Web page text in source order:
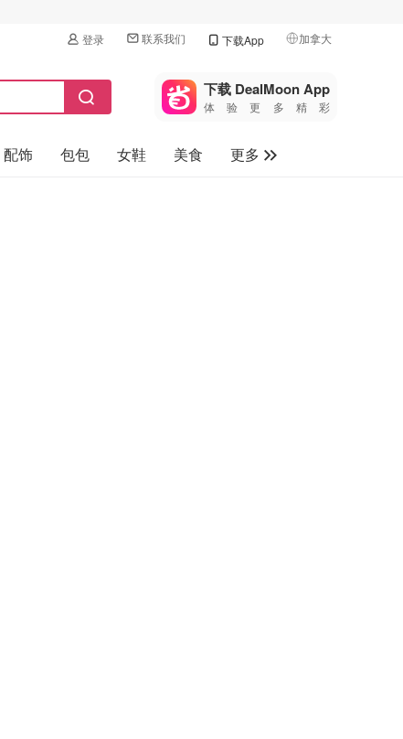
登录 联系我们 下载App 加拿大
🇺🇸
美国
🇨🇳中国
🇨🇦加拿大
下载 DealMoon App
体验更多精彩
配饰 包包 女鞋 美食
更多